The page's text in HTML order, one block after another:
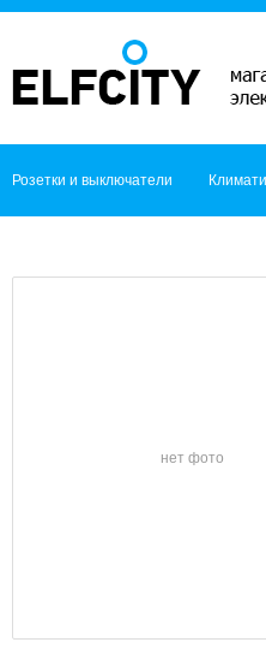
Розетки и выключатели
нет фото